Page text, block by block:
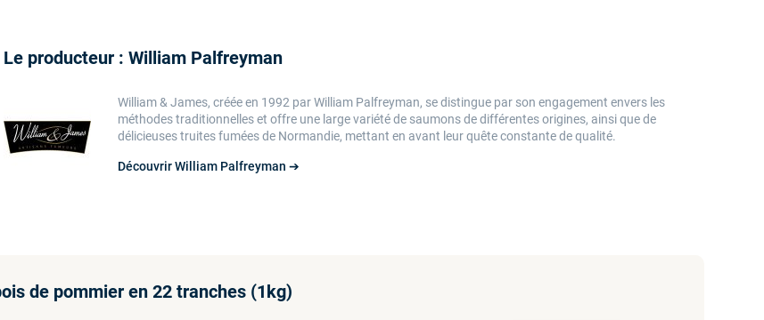
Le producteur : William Palfreyman
William & James, créée en 1992 par William Palfreyman, se distingue par son engagement envers les
méthodes traditionnelles et offre une large variété de saumons de différentes origines, ainsi que de
délicieuses truites fumées de Normandie, mettant en avant leur quête constante de qualité.
Découvrir William Palfreyman ➔
de pommier en 22 tranches (1kg)